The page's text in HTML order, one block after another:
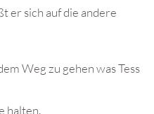
er sich auf die andere
Weg zu gehen was Tess
halten.